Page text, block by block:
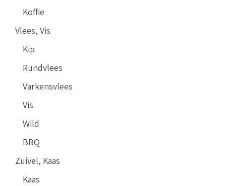
Koffie
Vlees, Vis
Kip
Rundvlees
Varkensvlees
Vis
Wild
BBQ
Zuivel, Kaas
Kaas